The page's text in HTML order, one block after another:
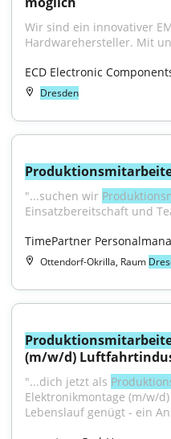
Wir sind ein innovativer
Hardwarehersteller. Mit
ECD Electronic
Dresden
"...suchen wir
Einsatzbereitschaft und
TimePartner
Ottendorf-Okrilla, Raum
(m/w/d)
"...dich jetzt als
Elektronikmontage (m/w/
Lebenslauf genügt - ein